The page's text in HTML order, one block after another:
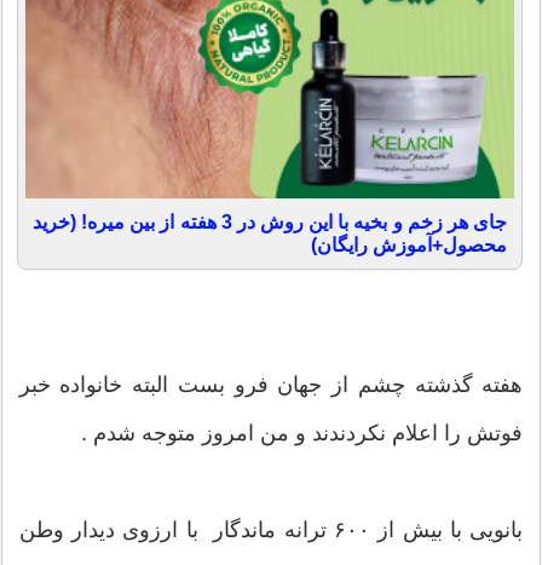
جای هر زخم و بخیه با این روش در 3 هفته از بین میره! (خرید
محصول+آموزش رایگان)
هفته گذشته چشم از جهان فرو بست البته خانواده خبر
فوتش را اعلام نکردندند و من امروز متوجه شدم .
بانویی با بیش از ۶۰۰ ترانه ماندگار با ارزوی دیدار وطن